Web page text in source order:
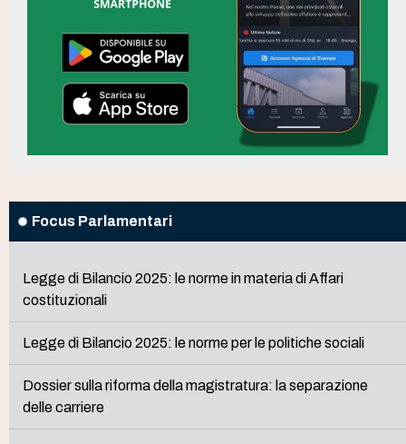
Focus Parlamentari
Legge di Bilancio 2025: le norme in materia di Affari
costituzionali
Legge di Bilancio 2025: le norme per le politiche sociali
Dossier sulla riforma della magistratura: la separazione
delle carriere